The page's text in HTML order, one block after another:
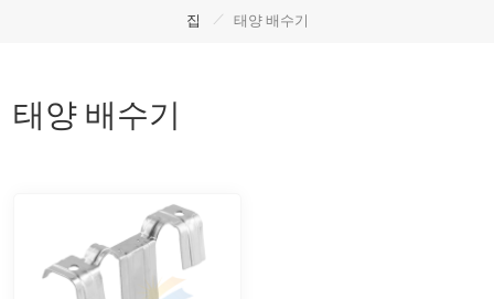
집 / 태양 배수기
태양 배수기